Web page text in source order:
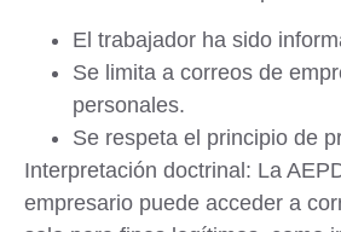
El trabajador ha sido
Se limita a correos de
personales.
Se respeta el principio de
Interpretación doctrinal: La
empresario puede acceder a